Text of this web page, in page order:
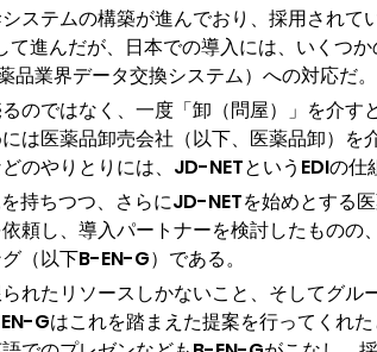
ステムの構築が進んでおり、採用され
進んだが、日本での導入には、いくつ
業界データ交換システム）への対応だ。
のではなく、一度「卸（問屋）」を介
は医薬品卸売会社（以下、医薬品卸）
のやりとりには、JD-NETというEDIの仕
持ちつつ、さらにJD-NETを始めとする
頼し、導入パートナーを検討したものの
（以下B-EN-G）である。
れたリソースしかないこと、そしてグ
Gはこれを踏まえた提案を行ってくれ